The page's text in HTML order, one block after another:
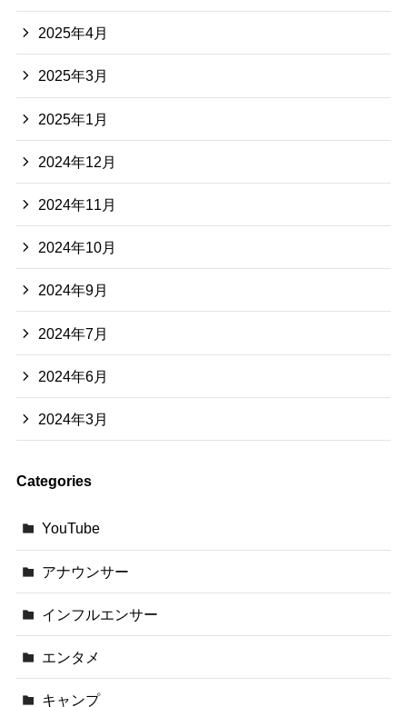
2025年4月
2025年3月
2025年1月
2024年12月
2024年11月
2024年10月
2024年9月
2024年7月
2024年6月
2024年3月
Categories
YouTube
アナウンサー
インフルエンサー
エンタメ
キャンプ